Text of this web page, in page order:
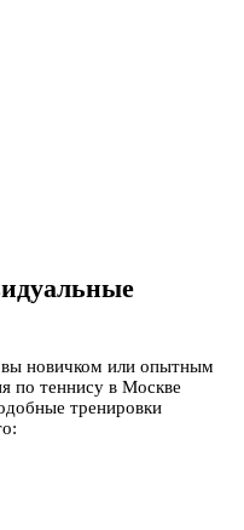
вы новичком или опытным
по теннису в Москве
тренировки